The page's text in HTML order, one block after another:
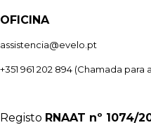
OFICINA
assistencia@evelo.pt
+351 961 202 894 (Chamada para
Registo RNAAT nº 1074/